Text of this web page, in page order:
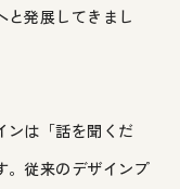
と発展してきまし
ンは「話を聞くだ
。従来のデザインプ